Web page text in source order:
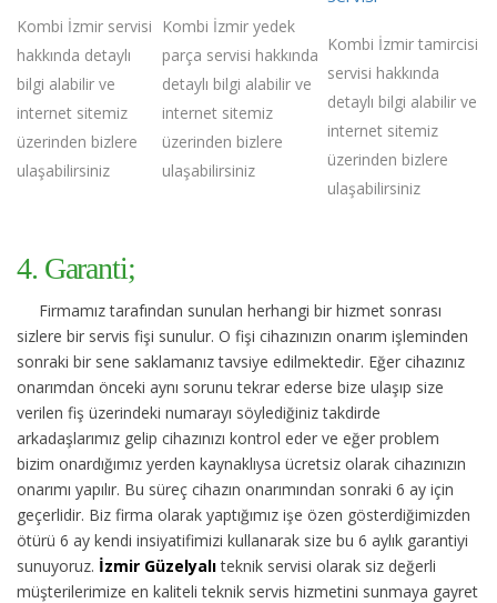
Kombi İzmir servisi
hakkında detaylı
bilgi alabilir ve
internet sitemiz
üzerinden bizlere
ulaşabilirsiniz
Kombi İzmir yedek
parça servisi hakkında
detaylı bilgi alabilir ve
internet sitemiz
üzerinden bizlere
ulaşabilirsiniz
Kombi İzmir tamircisi
servisi hakkında
detaylı bilgi alabilir ve
internet sitemiz
üzerinden bizlere
ulaşabilirsiniz
4. Garanti;
Firmamız tarafından sunulan herhangi bir hizmet sonrası
sizlere bir servis fişi sunulur. O fişi cihazınızın onarım işleminden
sonraki bir sene saklamanız tavsiye edilmektedir. Eğer cihazınız
onarımdan önceki aynı sorunu tekrar ederse bize ulaşıp size
verilen fiş üzerindeki numarayı söylediğiniz takdirde
arkadaşlarımız gelip cihazınızı kontrol eder ve eğer problem
bizim onardığımız yerden kaynaklıysa ücretsiz olarak cihazınızın
onarımı yapılır. Bu süreç cihazın onarımından sonraki 6 ay için
geçerlidir. Biz firma olarak yaptığımız işe özen gösterdiğimizden
ötürü 6 ay kendi insiyatifimizi kullanarak size bu 6 aylık garantiyi
sunuyoruz. İzmir Güzelyalı teknik servisi olarak siz değerli
müşterilerimize en kaliteli teknik servis hizmetini sunmaya gayret